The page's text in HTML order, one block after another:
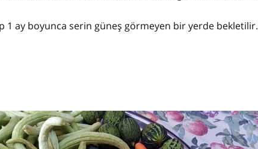
1 ay boyunca serin güneş görmeyen bir yerde bekletilir.